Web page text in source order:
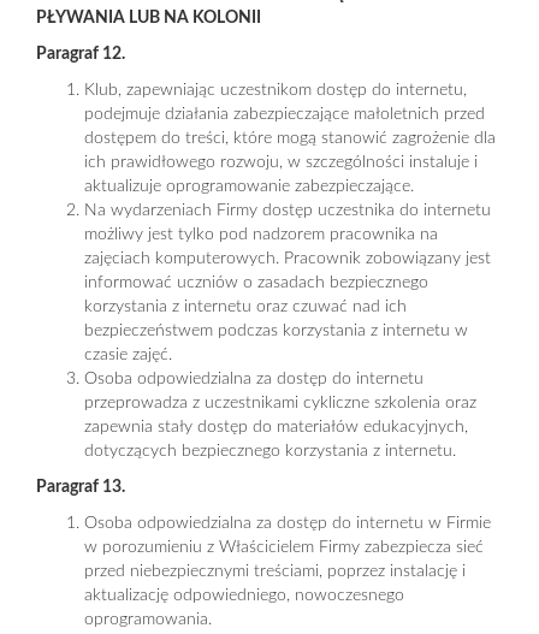
PŁYWANIA LUB NA KOLONII
Paragraf 12.
Klub, zapewniając uczestnikom dostęp do internetu,
podejmuje działania zabezpieczające małoletnich przed
dostępem do treści, które mogą stanowić zagrożenie dla
ich prawidłowego rozwoju, w szczególności instaluje i
aktualizuje oprogramowanie zabezpieczające.
Na wydarzeniach Firmy dostęp uczestnika do internetu
możliwy jest tylko pod nadzorem pracownika na
zajęciach komputerowych. Pracownik zobowiązany jest
informować uczniów o zasadach bezpiecznego
korzystania z internetu oraz czuwać nad ich
bezpieczeństwem podczas korzystania z internetu w
czasie zajęć.
Osoba odpowiedzialna za dostęp do internetu
przeprowadza z uczestnikami cykliczne szkolenia oraz
zapewnia stały dostęp do materiałów edukacyjnych,
dotyczących bezpiecznego korzystania z internetu.
Paragraf 13.
Osoba odpowiedzialna za dostęp do internetu w Firmie
w porozumieniu z Właścicielem Firmy zabezpiecza sieć
przed niebezpiecznymi treściami, poprzez instalację i
aktualizację odpowiedniego, nowoczesnego
oprogramowania.